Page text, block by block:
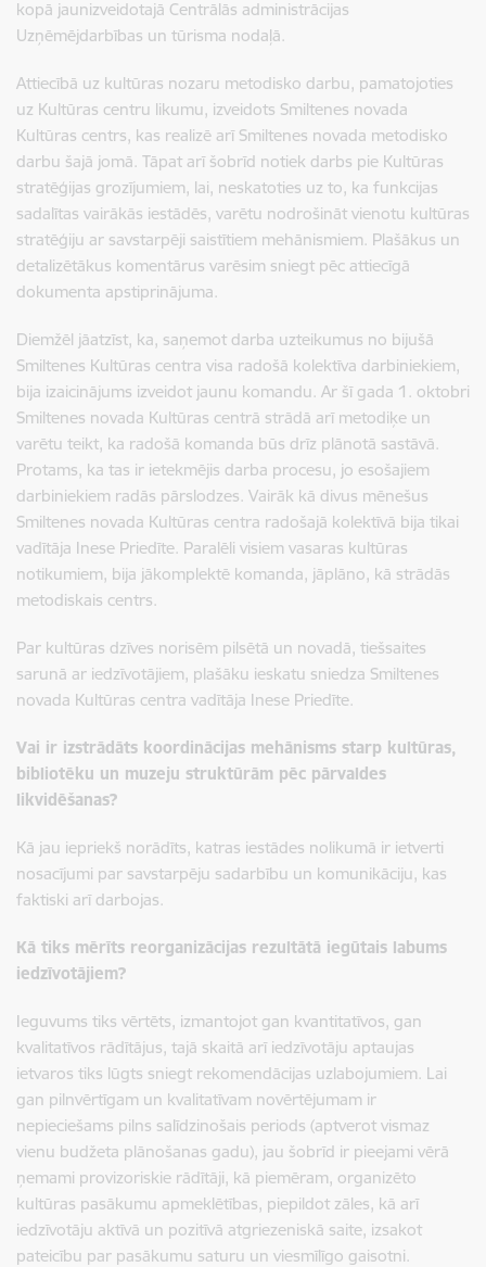
kopā jaunizveidotajā Centrālās administrācijas
Uzņēmējdarbības un tūrisma nodaļā.
Attiecībā uz kultūras nozaru metodisko darbu, pamatojoties
uz Kultūras centru likumu, izveidots Smiltenes novada
Kultūras centrs, kas realizē arī Smiltenes novada metodisko
darbu šajā jomā. Tāpat arī šobrīd notiek darbs pie Kultūras
stratēģijas grozījumiem, lai, neskatoties uz to, ka funkcijas
sadalītas vairākās iestādēs, varētu nodrošināt vienotu kultūras
stratēģiju ar savstarpēji saistītiem mehānismiem. Plašākus un
detalizētākus komentārus varēsim sniegt pēc attiecīgā
dokumenta apstiprinājuma.
Diemžēl jāatzīst, ka, saņemot darba uzteikumus no bijušā
Smiltenes Kultūras centra visa radošā kolektīva darbiniekiem,
bija izaicinājums izveidot jaunu komandu. Ar šī gada 1. oktobri
Smiltenes novada Kultūras centrā strādā arī metodiķe un
varētu teikt, ka radošā komanda būs drīz plānotā sastāvā.
Protams, ka tas ir ietekmējis darba procesu, jo esošajiem
darbiniekiem radās pārslodzes. Vairāk kā divus mēnešus
Smiltenes novada Kultūras centra radošajā kolektīvā bija tikai
vadītāja Inese Priedīte. Paralēli visiem vasaras kultūras
notikumiem, bija jākomplektē komanda, jāplāno, kā strādās
metodiskais centrs.
Par kultūras dzīves norisēm pilsētā un novadā, tiešsaites
sarunā ar iedzīvotājiem, plašāku ieskatu sniedza Smiltenes
novada Kultūras centra vadītāja Inese Priedīte.
Vai ir izstrādāts koordinācijas mehānisms starp kultūras,
bibliotēku un muzeju struktūrām pēc pārvaldes
likvidēšanas?
Kā jau iepriekš norādīts, katras iestādes nolikumā ir ietverti
nosacījumi par savstarpēju sadarbību un komunikāciju, kas
faktiski arī darbojas.
Kā tiks mērīts reorganizācijas rezultātā iegūtais labums
iedzīvotājiem?
Ieguvums tiks vērtēts, izmantojot gan kvantitatīvos, gan
kvalitatīvos rādītājus, tajā skaitā arī iedzīvotāju aptaujas
ietvaros tiks lūgts sniegt rekomendācijas uzlabojumiem. Lai
gan pilnvērtīgam un kvalitatīvam novērtējumam ir
nepieciešams pilns salīdzinošais periods (aptverot vismaz
vienu budžeta plānošanas gadu), jau šobrīd ir pieejami vērā
ņemami provizoriskie rādītāji, kā piemēram, organizēto
kultūras pasākumu apmeklētības, piepildot zāles, kā arī
iedzīvotāju aktīvā un pozitīvā atgriezeniskā saite, izsakot
pateicību par pasākumu saturu un viesmīlīgo gaisotni.